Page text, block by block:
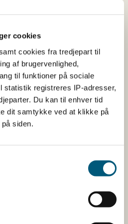
cookies
cookies fra tredjepart til
af brugervenlighed,
til funktioner på sociale
statistik registreres IP-adresser,
Du kan til enhver tid
dit samtykke ved at klikke på
siden.
af bygninger m.m.
stalde/fjerkræhuse.
i ren og uren zone.
samt vask af hænder før man
på slagterierne
kritiske punkter, f.eks.
– forebygge og